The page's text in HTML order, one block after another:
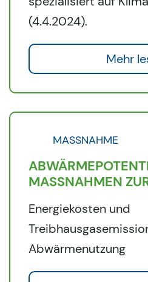
(4.4.2024).
Mehr
MASSNAHME
MASSNAHMEN
Energiekosten und
Abwärmenutzung